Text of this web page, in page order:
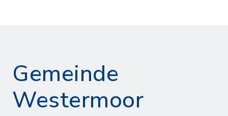
Gemeinde
Westermoor